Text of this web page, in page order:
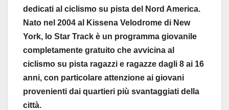
dedicati al ciclismo su pista del Nord America.
Nato nel 2004 al Kissena Velodrome di New
York, lo Star Track è un programma giovanile
completamente gratuito che avvicina al
ciclismo su pista ragazzi e ragazze dagli 8 ai 16
anni, con particolare attenzione ai giovani
provenienti dai quartieri più svantaggiati della
città.